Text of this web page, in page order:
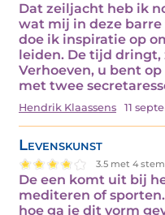
Dat zeiljacht heb ik
wat mij in deze
doe ik inspiratie op
leiden. De tijd dringt,
Verhoeven, u bent
met twee
Hendrik Klaassens 11
Levenskunst
3.5 met 4
De een komt uit bij
mediteren of
hoe ga je dit vorm